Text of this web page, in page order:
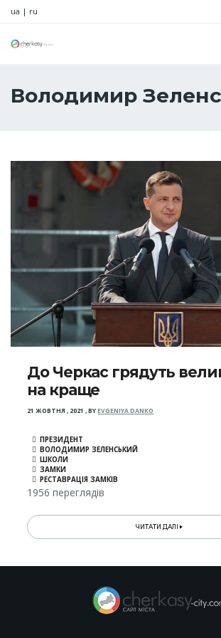
ua | ru
Володимир
До Черкас грядуть
на краще
21 ЖОВТНЯ , 2021 ,BYEVGENIYA DANKO
ПРЕЗИДЕНТ
ВОЛОДИМИР ЗЕЛЕНСЬКИЙ
ШКОЛИ
ЗАМКИ
РЕСТАВРАЦІЯ ЗАМКІВ
1956 переглядів
ЧИТАТИ ДАЛІ